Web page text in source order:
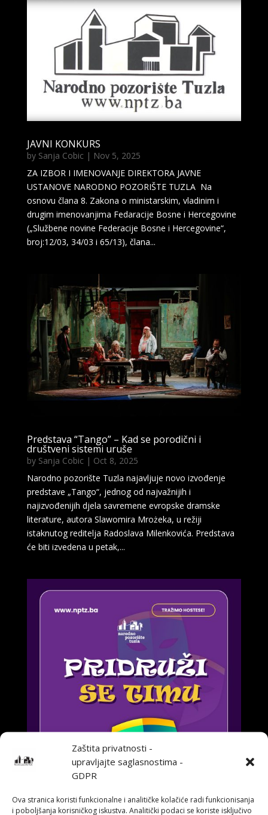
Zaštita privatnosti -
upravljajte saglasnostima -
GDPR
Ova stranica koristi funkcionalne i analitičke kolačiće radi funkcionisanja
i poboljšanja korisničkog iskustva. Analitički podaci se koriste isključivo
JAVNI KONKURS
by Sanja Cobic| Nov 5, 2025
ZA IZBOR I IMENOVANJE DIREKTORA JAVNE
USTANOVE NARODNO POZORIŠTE TUZLA Na
osnovu člana 8. Zakona o ministarskim, vladinim i
drugim imenovanjima Fedaracije Bosne i Hercegovine
(„Službene novine Federacije Bosne i Hercegovine“,
broj:12/03, 34/03 i 65/13), člana...
Predstava “Tango” – Kad se porodični i
društveni sistemi uruše
by Sanja Cobic| Oct 8, 2025
Narodno pozorište Tuzla najavljuje novo izvođenje
predstave „Tango“, jednog od najvažnijih i
najizvođenijih djela savremene evropske dramske
literature, autora Slawomira Mrożeka, u režiji
istaknutog reditelja Radoslava Milenkovića. Predstava
će biti izvedena u petak,...